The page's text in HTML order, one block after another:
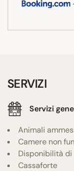
SERVIZI
Servizi
Animali
Camere non
Disponibilità
Cassaforte